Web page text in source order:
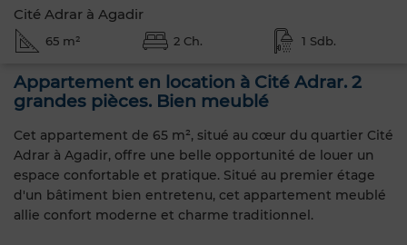
Cité Adrar à Agadir
65 m² 2 Ch. 1 Sdb.
Appartement en location à Cité Adrar. 2
grandes pièces. Bien meublé
Cet appartement de 65 m², situé au cœur du quartier Cité
Adrar à Agadir, offre une belle opportunité de louer un
espace confortable et pratique. Situé au premier étage
d'un bâtiment bien entretenu, cet appartement meublé
allie confort moderne et charme traditionnel.